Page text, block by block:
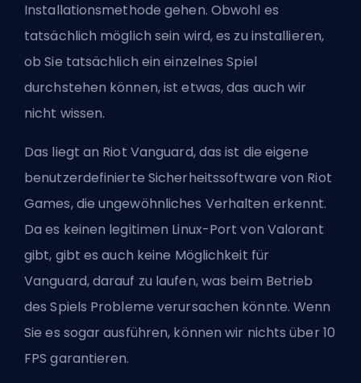
Installationsmethode gehen. Obwohl es
tatsächlich möglich sein wird, es zu installieren,
ob Sie tatsächlich ein einzelnes Spiel
durchstehen können, ist etwas, das auch wir
nicht wissen.
Das liegt an Riot Vanguard, das ist die eigene
benutzerdefinierte Sicherheitssoftware von Riot
Games, die ungewöhnliches Verhalten erkennt.
Da es keinen legitimen Linux-Port von Valorant
gibt, gibt es auch keine Möglichkeit für
Vanguard, darauf zu laufen, was beim Betrieb
des Spiels Probleme verursachen könnte. Wenn
Sie es sogar ausführen, können wir nichts über 10
FPS garantieren.